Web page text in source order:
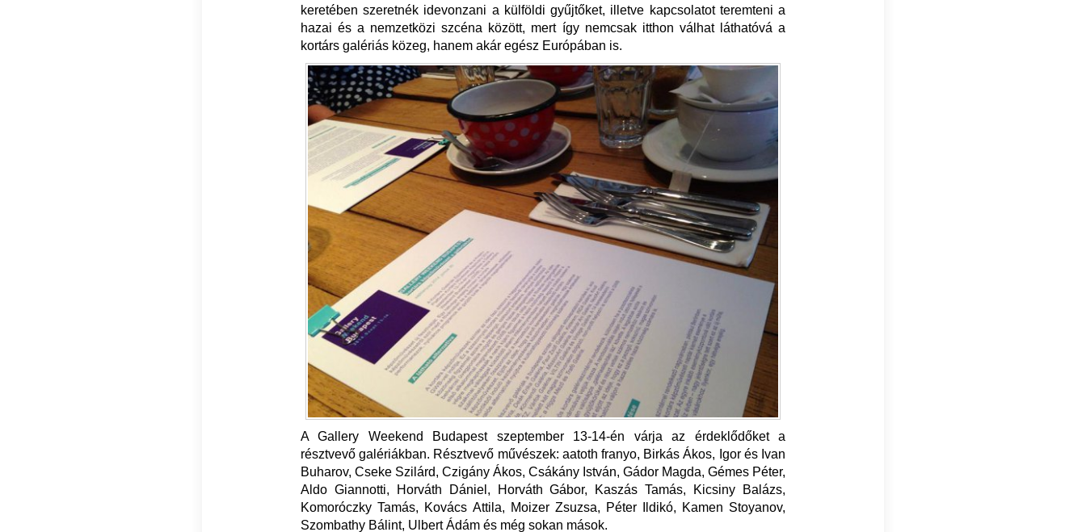
keretében szeretnék idevonzani a külföldi gyűjtőket, illetve kapcsolatot teremteni a
hazai és a nemzetközi szcéna között, mert így nemcsak itthon válhat láthatóvá a
kortárs galériás közeg, hanem akár egész Európában is.
A Gallery Weekend Budapest szeptember 13-14-én várja az érdeklődőket a
résztvevő galériákban. Résztvevő művészek: aatoth franyo, Birkás Ákos, Igor és Ivan
Buharov, Cseke Szilárd, Czigány Ákos, Csákány István, Gádor Magda, Gémes Péter,
Aldo Giannotti, Horváth Dániel, Horváth Gábor, Kaszás Tamás, Kicsiny Balázs,
Komoróczky Tamás, Kovács Attila, Moizer Zsuzsa, Péter Ildikó, Kamen Stoyanov,
Szombathy Bálint, Ulbert Ádám és még sokan mások.